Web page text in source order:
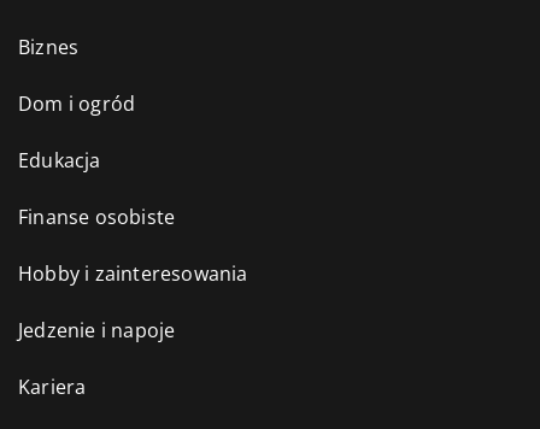
Biznes
Dom i ogród
Edukacja
Finanse osobiste
Hobby i zainteresowania
Jedzenie i napoje
Kariera